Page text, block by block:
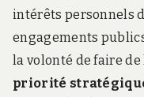
intérêts personnels
engagements
la volonté de faire de
priorité